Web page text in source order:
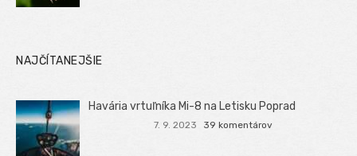
NAJČÍTANEJŠIE
Havária vrtuľníka Mi-8 na Letisku Poprad
7. 9. 2023 39 komentárov